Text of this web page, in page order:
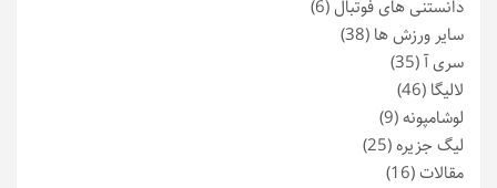
دانستنی های فوتبال(6)
سایر ورزش ها (38)
سری آ(35)
لالیگا (46)
لوشامپونه(9)
لیگ جزیره(25)
مقالات(16)